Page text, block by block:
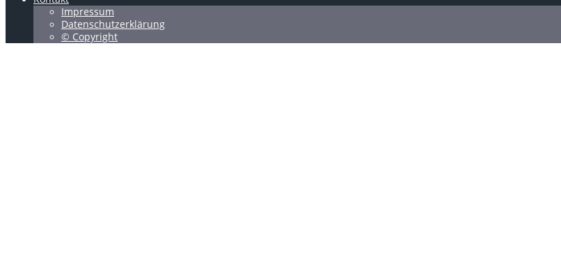
Impressum
Datenschutzerklärung
© Copyright